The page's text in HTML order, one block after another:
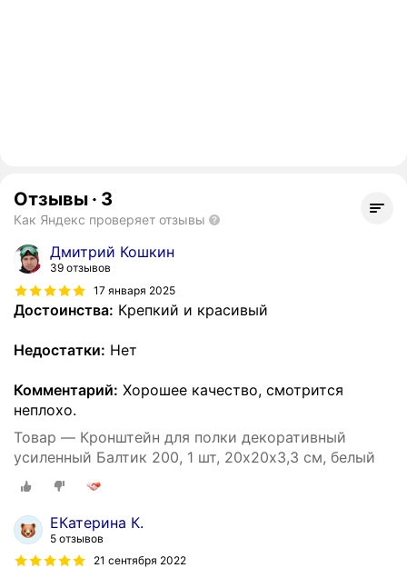
Отзывы · 3
Как Яндекс проверяет отзывы
Дмитрий Кошкин
39 отзывов
17 января 2025
Достоинства: Крепкий и красивый
Недостатки: Нет
Комментарий: Хорошее качество, смотрится
неплохо.
Товар — Кронштейн для полки декоративный
усиленный Балтик 200, 1 шт, 20х20х3,3 см, белый
ЕКатерина К.
5 отзывов
21 сентября 2022